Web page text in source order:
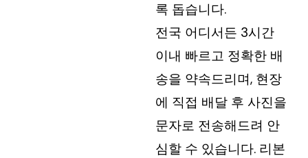
록 돕습니다.
전국 어디서든 3시간
이내 빠르고 정확한 배
송을 약속드리며, 현장
에 직접 배달 후 사진을
문자로 전송해드려 안
심할 수 있습니다. 리본